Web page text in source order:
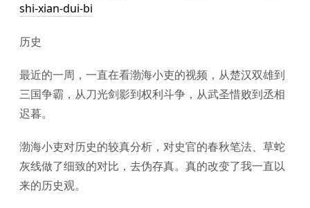
shi-xian-dui-bi
历史
最近的一周，一直在看渤海小吏的视频，从楚汉双雄到
三国争霸，从刀光剑影到权利斗争，从武圣惜败到丞相
迟暮。
渤海小吏对历史的较真分析，对史官的春秋笔法、草蛇
灰线做了细致的对比，去伪存真。真的改变了我一直以
来的历史观。